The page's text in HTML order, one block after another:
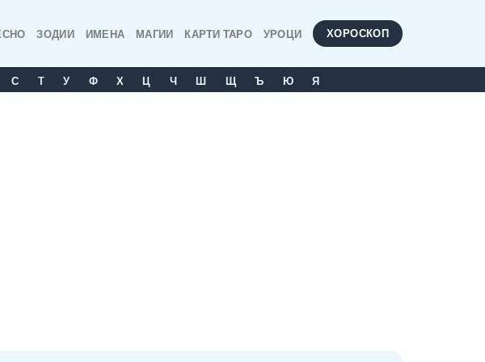
ЗОДИИ ИМЕНА МАГИИ КАРТИ ТАРО УРОЦИ ХОРОСКОП
С T У Ф Х Ц Ч Ш Щ Ъ Ю Я